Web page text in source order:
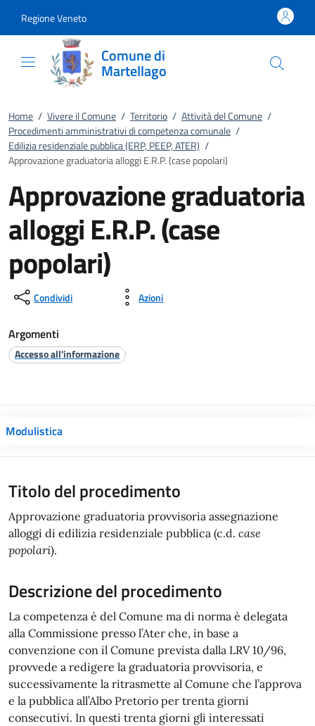
Regione Veneto
Comune di
Martellago
Home / Vivere il Comune / Territorio / Attività del Comune /
Procedimenti amministrativi di competenza comunale /
Edilizia residenziale pubblica (ERP, PEEP, ATER) /
Approvazione graduatoria alloggi E.R.P. (case popolari)
Approvazione graduatoria
alloggi E.R.P. (case
popolari)
Condividi Azioni
Argomenti
Accesso all'informazione
Modulistica
Titolo del procedimento
Approvazione graduatoria provvisoria assegnazione
alloggi di edilizia residenziale pubblica (c.d. case
popolari).
Descrizione del procedimento
La competenza è del Comune ma di norma è delegata
alla Commissione presso l’Ater che, in base a
convenzione con il Comune prevista dalla LRV 10/96,
provvede a redigere la graduatoria provvisoria, e
successivamente la ritrasmette al Comune che l’approva
e la pubblica all’Albo Pretorio per trenta giorni
consecutivi. In questi trenta giorni gli interessati